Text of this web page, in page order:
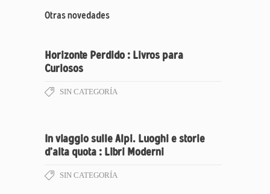
Otras novedades
Horizonte Perdido : Livros para
Curiosos
SIN CATEGORÍA
In viaggio sulle Alpi. Luoghi e storie
d’alta quota : Libri Moderni
SIN CATEGORÍA